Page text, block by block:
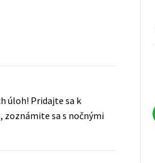
úloh! Pridajte sa k
zoznámite sa s nočnými